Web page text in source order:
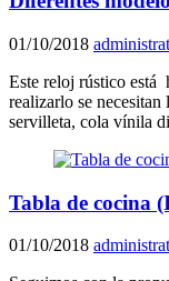
01/10/2018
Este reloj rústico está
realizarlo se
servilleta, cola vínila
Tabla de cocina
01/10/2018